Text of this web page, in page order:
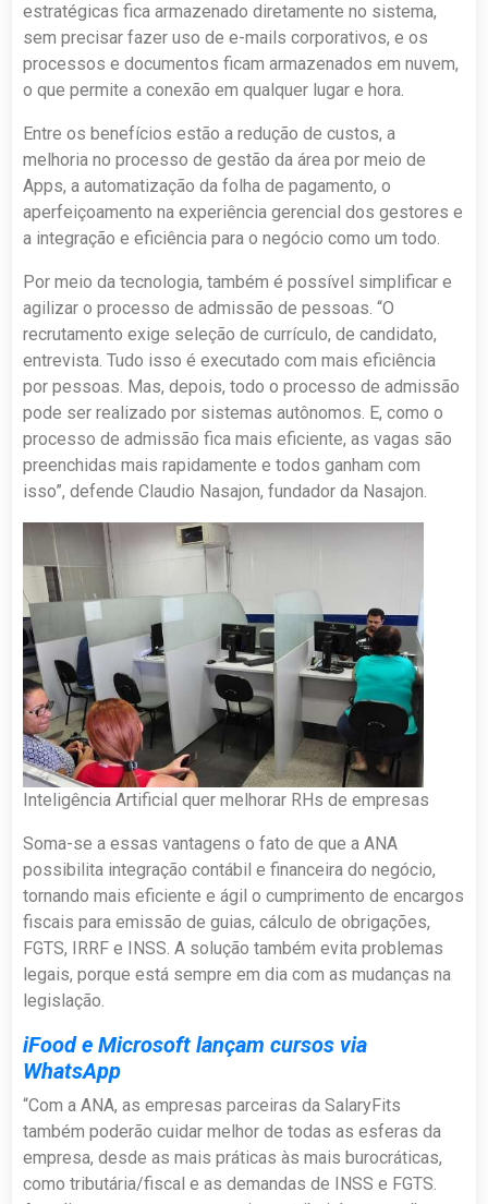
estratégicas fica armazenado diretamente no sistema,
sem precisar fazer uso de e-mails corporativos, e os
processos e documentos ficam armazenados em nuvem,
o que permite a conexão em qualquer lugar e hora.
Entre os benefícios estão a redução de custos, a
melhoria no processo de gestão da área por meio de
Apps, a automatização da folha de pagamento, o
aperfeiçoamento na experiência gerencial dos gestores e
a integração e eficiência para o negócio como um todo.
Por meio da tecnologia, também é possível simplificar e
agilizar o processo de admissão de pessoas. “O
recrutamento exige seleção de currículo, de candidato,
entrevista. Tudo isso é executado com mais eficiência
por pessoas. Mas, depois, todo o processo de admissão
pode ser realizado por sistemas autônomos. E, como o
processo de admissão fica mais eficiente, as vagas são
preenchidas mais rapidamente e todos ganham com
isso”, defende Claudio Nasajon, fundador da Nasajon.
Inteligência Artificial quer melhorar RHs de empresas
Soma-se a essas vantagens o fato de que a ANA
possibilita integração contábil e financeira do negócio,
tornando mais eficiente e ágil o cumprimento de encargos
fiscais para emissão de guias, cálculo de obrigações,
FGTS, IRRF e INSS. A solução também evita problemas
legais, porque está sempre em dia com as mudanças na
legislação.
iFood e Microsoft lançam cursos via
WhatsApp
“Com a ANA, as empresas parceiras da SalaryFits
também poderão cuidar melhor de todas as esferas da
empresa, desde as mais práticas às mais burocráticas,
como tributária/fiscal e as demandas de INSS e FGTS.